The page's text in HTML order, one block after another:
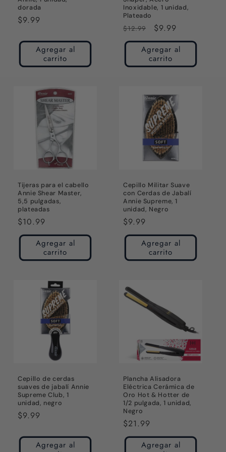
dorada
Precio
$9.99
Agregar al
carrito
Inoxidable, 1 unidad,
Plateado
Precio
habitual
$12.99
Precio
de
oferta
$9.99
Agregar al
carrito
Tijeras para el cabello
Annie Shear Master,
5,5 pulgadas,
plateadas
Precio
habitual
$10.99
Agregar al
carrito
Cepillo Militar Suave
con Cerdas de Jabalí
Annie Supreme, 1
unidad, Negro
Precio
habitual
$9.99
Agregar al
carrito
Cepillo de cerdas
suaves de jabalí Annie
Supreme Club, 1
unidad, negro
Precio
$9.99
Agregar al
Plancha Alisadora
Eléctrica Cerámica de
Oro Hot & Hotter de
1/2 pulgada, 1 unidad,
Negro
Precio
habitual
$21.99
Agregar al